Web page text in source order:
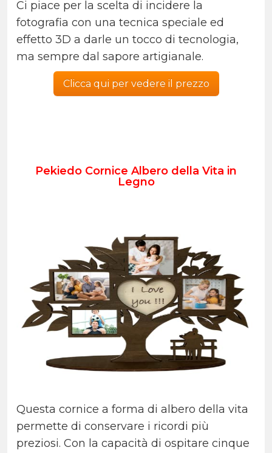
Ci piace per la scelta di incidere la
fotografia con una tecnica speciale ed
effetto 3D a darle un tocco di tecnologia,
ma sempre dal sapore artigianale.
Clicca qui per vedere il prezzo
Pekiedo Cornice Albero della Vita in
Legno
Questa cornice a forma di albero della vita
permette di conservare i ricordi più
preziosi. Con la capacità di ospitare cinque